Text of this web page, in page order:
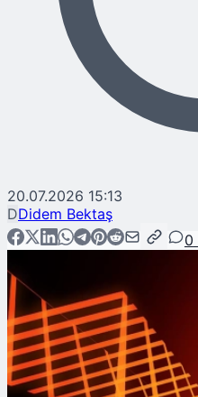
20.07.2026 15:13
DDidem Bektaş
0